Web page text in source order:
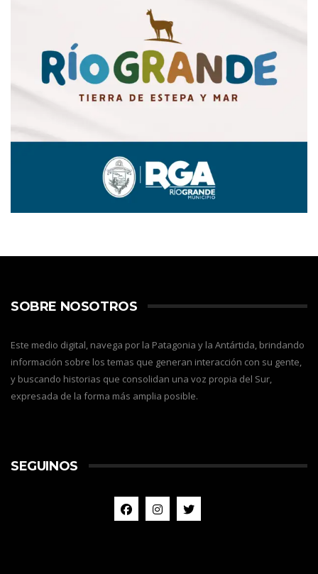
SOBRE NOSOTROS
Este medio digital, navega por la Patagonia y la Antártida, brindando
información sobre los temas que generan interacción con su gente,
y buscando historias que consolidan una voz propia del Sur,
expresada de la forma más amplia posible.
SEGUINOS